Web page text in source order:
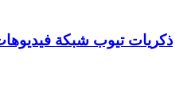
ذكريات تيوب شبكة